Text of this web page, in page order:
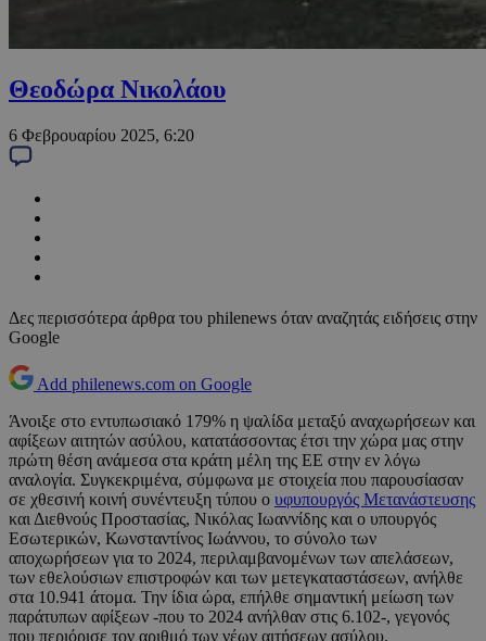
Θεοδώρα Νικολάου
6 Φεβρουαρίου 2025, 6:20
Δες περισσότερα άρθρα του philenews όταν αναζητάς ειδήσεις στην
Google
Add philenews.com on Google
Άνοιξε στο εντυπωσιακό 179% η ψαλίδα μεταξύ αναχωρήσεων και
αφίξεων αιτητών ασύλου, κατατάσσοντας έτσι την χώρα μας στην
πρώτη θέση ανάμεσα στα κράτη μέλη της ΕΕ στην εν λόγω
αναλογία. Συγκεκριμένα, σύμφωνα με στοιχεία που παρουσίασαν
σε χθεσινή κοινή συνέντευξη τύπου ο υφυπουργός Μετανάστευσης
και Διεθνούς Προστασίας, Νικόλας Ιωαννίδης και ο υπουργός
Εσωτερικών, Κωνσταντίνος Ιωάννου, το σύνολο των
αποχωρήσεων για το 2024, περιλαμβανομένων των απελάσεων,
των εθελούσιων επιστροφών και των μετεγκαταστάσεων, ανήλθε
στα 10.941 άτομα. Την ίδια ώρα, επήλθε σημαντική μείωση των
παράτυπων αφίξεων -που το 2024 ανήλθαν στις 6.102-, γεγονός
που περιόρισε τον αριθμό των νέων αιτήσεων ασύλου.